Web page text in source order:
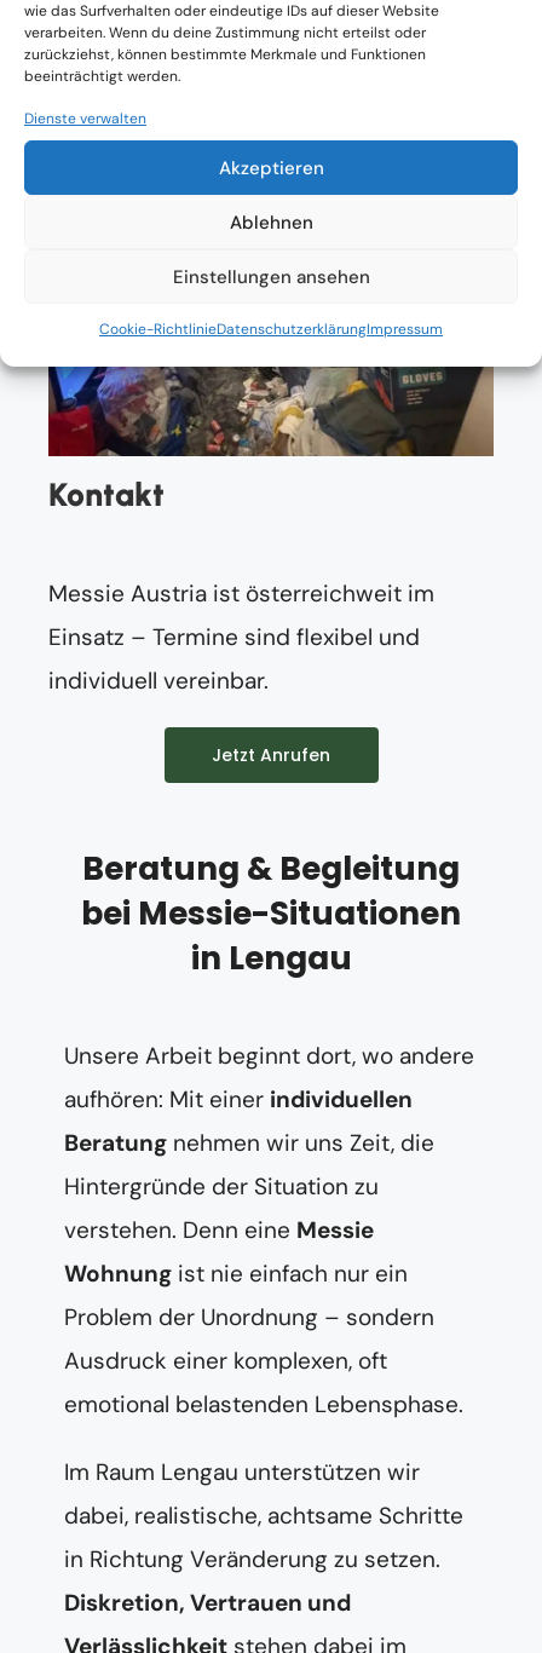
wie das Surfverhalten oder eindeutige IDs auf dieser Website
verarbeiten. Wenn du deine Zustimmung nicht erteilst oder
zurückziehst, können bestimmte Merkmale und Funktionen
beeinträchtigt werden.
Dienste verwalten
Akzeptieren
Ablehnen
Einstellungen ansehen
Cookie-RichtlinieDatenschutzerklärungImpressum
Einverständnis
Kontakt
Messie Austria ist österreichweit im
Einsatz – Termine sind flexibel und
individuell vereinbar.
Jetzt Anrufen
Beratung & Begleitung
bei Messie-Situationen
in Lengau
Unsere Arbeit beginnt dort, wo andere
aufhören: Mit einer individuellen
Beratung nehmen wir uns Zeit, die
Hintergründe der Situation zu
verstehen. Denn eine Messie
Wohnung ist nie einfach nur ein
Problem der Unordnung – sondern
Ausdruck einer komplexen, oft
emotional belastenden Lebensphase.
Im Raum Lengau unterstützen wir
dabei, realistische, achtsame Schritte
in Richtung Veränderung zu setzen.
Diskretion, Vertrauen und
Verlässlichkeit stehen dabei im